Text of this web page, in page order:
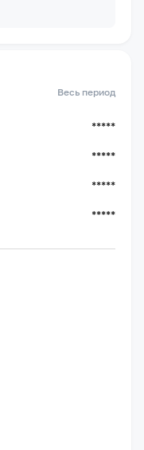
Весь период
*****
*****
*****
*****